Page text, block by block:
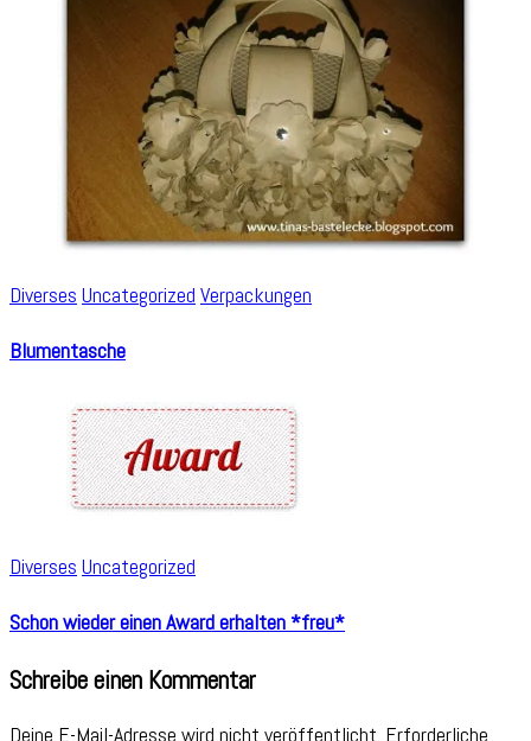
Diverses Uncategorized Verpackungen
Blumentasche
Diverses Uncategorized
Schon wieder einen Award erhalten *freu*
Schreibe einen Kommentar
Deine E-Mail-Adresse wird nicht veröffentlicht. Erforderliche